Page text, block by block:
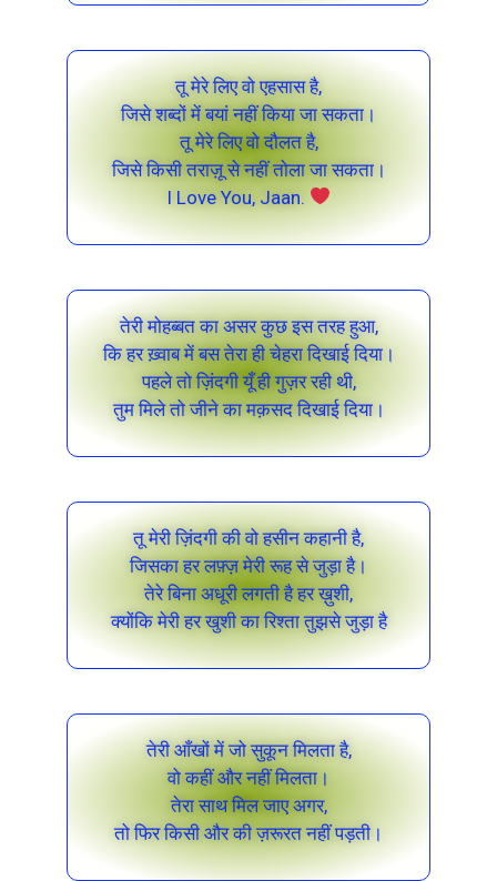
तू मेरे लिए वो एहसास है,
जिसे शब्दों में बयां नहीं किया जा सकता।
तू मेरे लिए वो दौलत है,
जिसे किसी तराज़ू से नहीं तोला जा सकता।
I Love You, Jaan.
तेरी मोहब्बत का असर कुछ इस तरह हुआ,
कि हर ख़्वाब में बस तेरा ही चेहरा दिखाई दिया।
पहले तो ज़िंदगी यूँ ही गुज़र रही थी,
तुम मिले तो जीने का मक़सद दिखाई दिया।
तू मेरी ज़िंदगी की वो हसीन कहानी है,
जिसका हर लफ़्ज़ मेरी रूह से जुड़ा है।
तेरे बिना अधूरी लगती है हर ख़ुशी,
क्योंकि मेरी हर खुशी का रिश्ता तुझसे जुड़ा है
तेरी आँखों में जो सुकून मिलता है,
वो कहीं और नहीं मिलता।
तेरा साथ मिल जाए अगर,
तो फिर किसी और की ज़रूरत नहीं पड़ती।